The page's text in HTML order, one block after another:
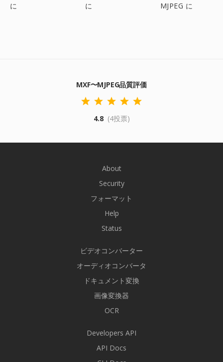
に
に
MJPEG に
MXF〜MJPEG品質評価
4.8 (4投票)
About
Security
フォーマット
Help
Status
ビデオコンバーター
オーディオコンバータ
ドキュメント変換
画像変換器
OCR
Developers API
API Docs